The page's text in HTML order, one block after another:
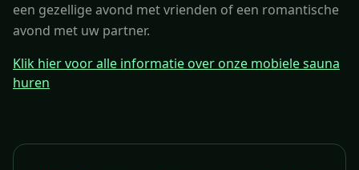
een gezellige avond met vrienden of een romantische
avond met uw partner.
Klik hier voor alle informatie over onze mobiele sauna
huren